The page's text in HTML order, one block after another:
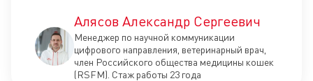
Алясов Александр Сергеевич
Менеджер по научной коммуникации
цифрового направления, ветеринарный врач,
член Российского общества медицины кошек
(RSFM). Стаж работы 23 года